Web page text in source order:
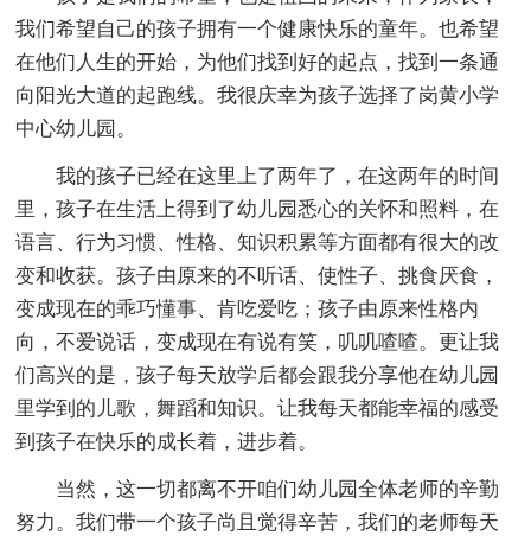
我们希望自己的孩子拥有一个健康快乐的童年。也希望
在他们人生的开始，为他们找到好的起点，找到一条通
向阳光大道的起跑线。我很庆幸为孩子选择了岗黄小学
中心幼儿园。
我的孩子已经在这里上了两年了，在这两年的时间
里，孩子在生活上得到了幼儿园悉心的关怀和照料，在
语言、行为习惯、性格、知识积累等方面都有很大的改
变和收获。孩子由原来的不听话、使性子、挑食厌食，
变成现在的乖巧懂事、肯吃爱吃；孩子由原来性格内
向，不爱说话，变成现在有说有笑，叽叽喳喳。更让我
们高兴的是，孩子每天放学后都会跟我分享他在幼儿园
里学到的儿歌，舞蹈和知识。让我每天都能幸福的感受
到孩子在快乐的成长着，进步着。
当然，这一切都离不开咱们幼儿园全体老师的辛勤
努力。我们带一个孩子尚且觉得辛苦，我们的老师每天